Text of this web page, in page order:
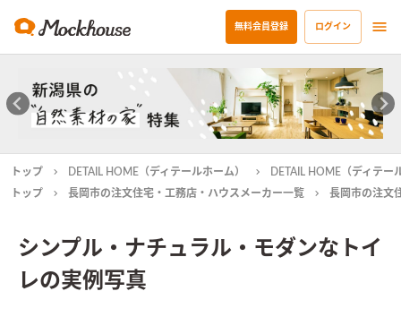
無料会員登録 ログイン
トップ DETAIL HOME（ディテールホーム）
DETAIL HOME（ディテ
トップ
長岡市の注文住宅・工務店・ハウスメーカー一覧 長岡市の注文
シンプル・ナチュラル・モダンなトイ
レの実例写真